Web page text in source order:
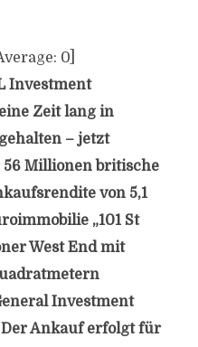
0]
Investment
Zeit lang in
– jetzt
Millionen britische
von 5,1
„101 St
West End mit
Investment
Ankauf erfolgt für